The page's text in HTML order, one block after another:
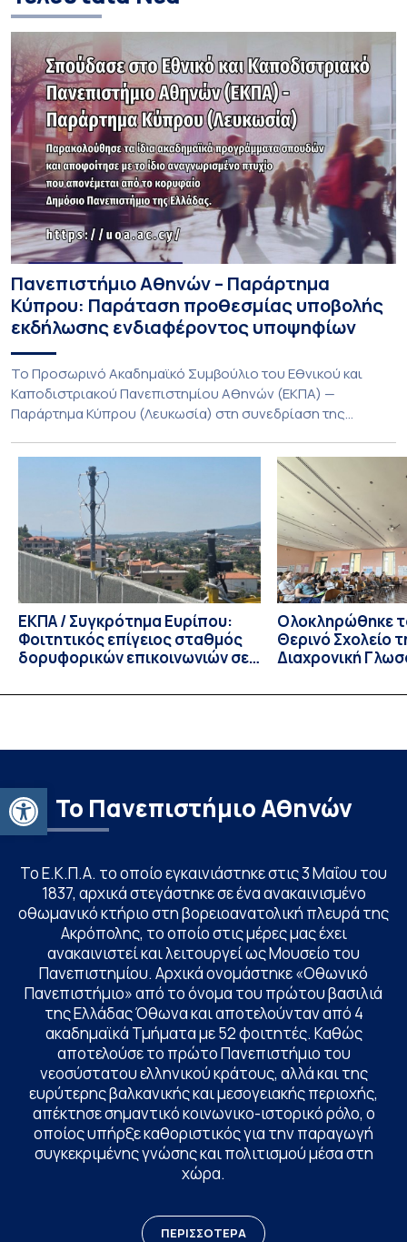
Ανοίξτε τη γραμμή εργαλείων
Πανεπιστήμιο Αθηνών – Παράρτημα
Κύπρου: Παράταση προθεσμίας υποβολής
εκδήλωσης ενδιαφέροντος υποψηφίων
Το Προσωρινό Ακαδημαϊκό Συμβούλιο του Εθνικού και
Καποδιστριακού Πανεπιστημίου Αθηνών (ΕΚΠΑ) —
Παράρτημα Κύπρου (Λευκωσία) στη συνεδρίαση της
παράταση της προθεσμίας υποβολής εκδήλωσης
ενδιαφέροντος για την φοίτηση σε Προγράμματα Σπουδών,
Τμημάτων του Πανεπιστημίου μας στο Παράρτημα Κύπρου
για το ακαδημαϊκό έτος 2026-2027, έως τη Δευτέρα 31
Αυγούστου 2026. […]
ΕΚΠΑ / Συγκρότημα Ευρίπου:
Φοιτητικός επίγειος σταθμός
δορυφορικών επικοινωνιών σε
Ολοκληρώθηκε
Θερινό Σχολείο
Διαχρονική
Linguistics in
Το Πανεπιστήμιο Αθηνών
Το Ε.Κ.Π.Α. το οποίο εγκαινιάστηκε στις 3 Μαΐου του
1837, αρχικά στεγάστηκε σε ένα ανακαινισμένο
οθωμανικό κτήριο στη βορειοανατολική πλευρά της
Ακρόπολης, το οποίο στις μέρες μας έχει
ανακαινιστεί και λειτουργεί ως Μουσείο του
Πανεπιστημίου. Αρχικά ονομάστηκε «Οθωνικό
Πανεπιστήμιο» από το όνομα του πρώτου βασιλιά
της Ελλάδας Όθωνα και αποτελούνταν από 4
ακαδημαϊκά Τμήματα με 52 φοιτητές. Καθώς
αποτελούσε το πρώτο Πανεπιστήμιο του
νεοσύστατου ελληνικού κράτους, αλλά και της
ευρύτερης βαλκανικής και μεσογειακής περιοχής,
απέκτησε σημαντικό κοινωνικο-ιστορικό ρόλο, ο
οποίος υπήρξε καθοριστικός για την παραγωγή
συγκεκριμένης γνώσης και πολιτισμού μέσα στη
χώρα.
ΠΕΡΙΣΣΟΤΕΡΑ